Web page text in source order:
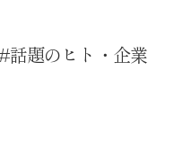
話題のヒト・企業